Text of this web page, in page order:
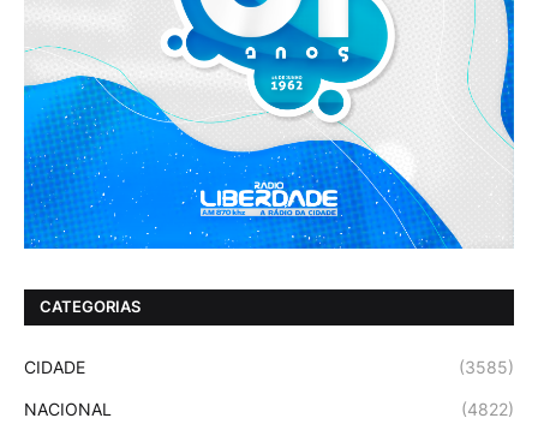
CATEGORIAS
CIDADE (3585)
NACIONAL (4822)